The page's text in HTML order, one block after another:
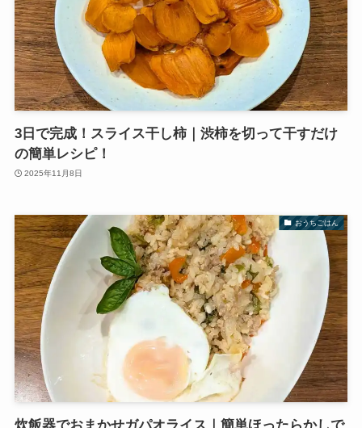
3日で完成！スライス干し柿｜渋柿を切って干すだけ
の簡単レシピ！
2025年11月8日
おうちごはん
炊飯器でおまかせガパオライス｜簡単ほったらかしで